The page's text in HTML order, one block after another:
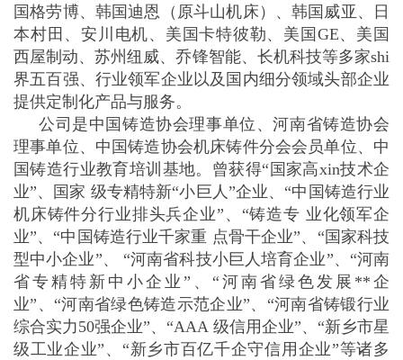
国格劳博、韩国迪恩（原斗山机床）、韩国威亚、日
本村田、安川电机、美国卡特彼勒、美国GE、美国
西屋制动、苏州纽威、乔锋智能、长机科技等多家shi
界五百强、行业领军企业以及国内细分领域头部企业
提供定制化产品与服务。
公司是中国铸造协会理事单位、河南省铸造协会
理事单位、中国铸造协会机床铸件分会会员单位、中
国铸造行业教育培训基地。曾获得“国家高xin技术企
业”、国家 级专精特新“小巨人”企业、“中国铸造行业
机床铸件分行业排头兵企业”、“铸造专 业化领军企
业”、“中国铸造行业千家重 点骨干企业”、“国家科技
型中小企业”、 “河南省科技小巨人培育企业”、“河南
省专精特新中小企业”、“河南省绿色发展**企
业”、“河南省绿色铸造示范企业”、“河南省铸锻行业
综合实力50强企业”、“AAA 级信用企业”、“新乡市星
级工业企业”、“新乡市百亿千企守信用企业”等诸多